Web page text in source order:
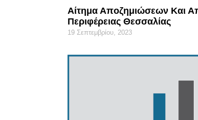
Αίτημα Αποζημιώσεων Και
Περιφέρειας Θεσσαλίας
19 Σεπτεμβρίου, 2023